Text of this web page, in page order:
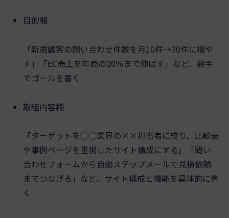
目的欄
「新規顧客の問い合わせ件数を月10件→30件に増や
す」「EC売上を年商の20％まで伸ばす」など、数字
でゴールを書く
取組内容欄
「ターゲットを◯◯業界の××担当者に絞り、比較表
や事例ページを重視したサイト構成にする」「問い
合わせフォームから自動ステップメールで見積依頼
までつなげる」など、サイト構成と機能を具体的に書
く